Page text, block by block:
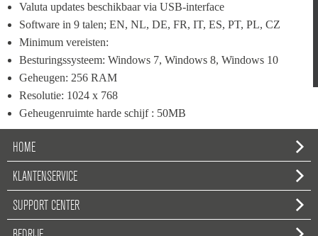
Valuta updates beschikbaar via USB-interface
Software in 9 talen; EN, NL, DE, FR, IT, ES, PT, PL, CZ
Minimum vereisten:
Besturingssysteem: Windows 7, Windows 8, Windows 10
Geheugen: 256 RAM
Resolutie: 1024 x 768
Geheugenruimte harde schijf : 50MB
HOME
KLANTENSERVICE
SUPPORT CENTER